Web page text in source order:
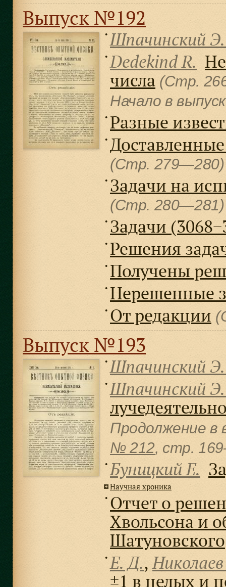
Выпуск №192
● Шпачинский
● Dedekind R.
числа (Стр.
Начало в
● Разные
●
(Стр.
● Задачи на
(Стр.
● Задачи
● Решения
● Получены
● Нерешенные
● От редакции
Выпуск №193
● Шпачинский
● Шпачинский
Продолжение в
№ 212, cтр.
● Буницкий Е.
Научная хроника
● Отчет о
Хвольсона и
Шатуновского
● Е. Д.,
±1 в целых и